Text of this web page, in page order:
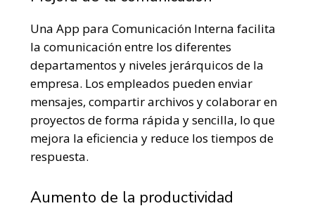
Una App para Comunicación Interna facilita
la comunicación entre los diferentes
departamentos y niveles jerárquicos de la
empresa. Los empleados pueden enviar
mensajes, compartir archivos y colaborar en
proyectos de forma rápida y sencilla, lo que
mejora la eficiencia y reduce los tiempos de
respuesta.
Aumento de la productividad